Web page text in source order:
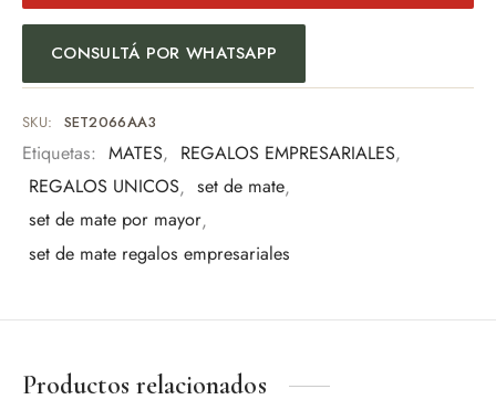
Posibilidad de personalización con DTFUV.
Posibilidad de personalización con grabado Laser.
Un detalle permanente, resistente al desgaste y al paso del
Ideal para:
Regalo empresarial
Una pieza pensada para quienes valoran los detalles y la
CONSULTÁ POR WHATSAPP
SKU: SET2066AA3
Etiquetas: MATES, REGALOS EMPRESARIALES,
REGALOS UNICOS, set de mate,
set de mate por mayor,
set de mate regalos empresariales
Productos relacionados